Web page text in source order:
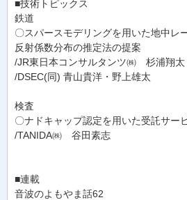
■技術トピックス
鉄道
〇スパースモデリングを用いた地中レ
反射係数分布の推定法の提案
/JR東日本コンサルタンツ㈱ 杉浦翔太
/DSEC(同) 青山貴洋・野上雄太
検査
〇ナドキャップ認定を用いた受託サー
/TANIDA㈱ 谷田素志
■連載
音波のよもやま話62